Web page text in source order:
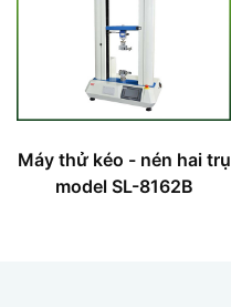
Máy thử kéo - nén hai trụ
model SL-8162B